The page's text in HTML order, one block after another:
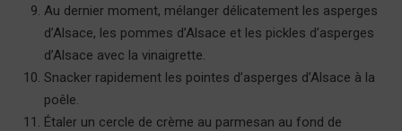
Au dernier moment, mélanger délicatement les asperges
d’Alsace, les pommes d’Alsace et les pickles d’asperges
d’Alsace avec la vinaigrette.
Snacker rapidement les pointes d’asperges d’Alsace à la
poêle.
Étaler un cercle de crème au parmesan au fond de